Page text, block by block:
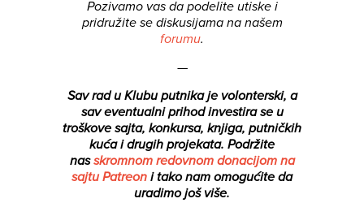
Pozivamo vas da podelite utiske i
pridružite se diskusijama na našem
forumu.
—
Sav rad u Klubu putnika je volonterski, a
sav eventualni prihod investira se u
troškove sajta, konkursa, knjiga, putničkih
kuća i drugih projekata. Podržite
nasskromnom redovnom donacijom na
sajtu Patreon i tako nam omogućite da
uradimo još više.